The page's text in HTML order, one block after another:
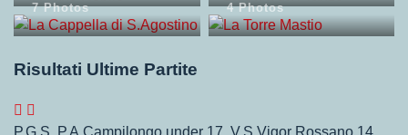
7 Photos 4 Photos
Risultati Ultime Partite